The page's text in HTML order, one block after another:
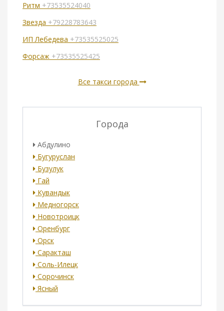
Ритм +73535524040
Звезда +79228783643
ИП Лебедева +73535525025
Форсаж +73535525425
Все такси города
Города
Абдулино
Бугуруслан
Бузулук
Гай
Кувандык
Медногорск
Новотроицк
Оренбург
Орск
Саракташ
Соль-Илецк
Сорочинск
Ясный